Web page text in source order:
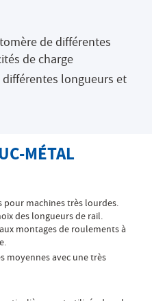
de différentes
de charge
longueurs et
MÉTAL
machines très lourdes.
des longueurs de rail.
montages de roulements à
moyennes avec une très